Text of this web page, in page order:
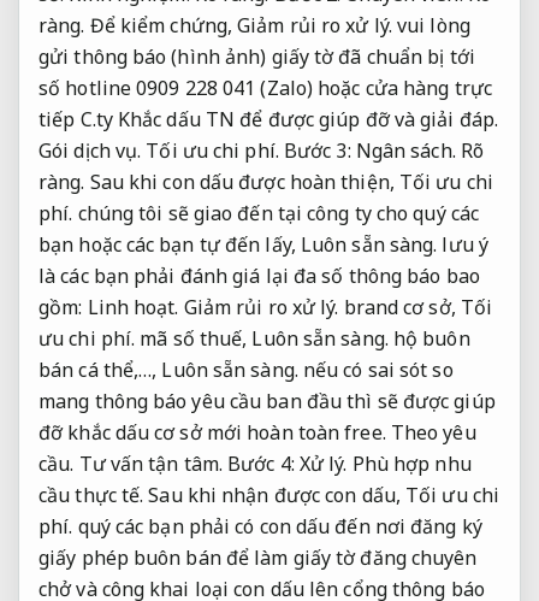
ràng. Để kiểm chứng,Giảm rủi ro xử lý. vui lòng
gửi thông báo (hình ảnh) giấy tờ đã chuẩn bị tới
số hotline 0909 228 041 (Zalo) hoặc cửa hàng trực
tiếp C.ty Khắc dấu TN để được giúp đỡ và giải đáp.
Gói dịch vụ. Tối ưu chi phí. Bước 3: Ngân sách. Rõ
ràng. Sau khi con dấu được hoàn thiện, Tối ưu chi
phí. chúng tôi sẽ giao đến tại công ty cho quý các
bạn hoặc các bạn tự đến lấy, Luôn sẵn sàng. lưu ý
là các bạn phải đánh giá lại đa số thông báo bao
gồm: Linh hoạt. Giảm rủi ro xử lý. brand cơ sở, Tối
ưu chi phí. mã số thuế, Luôn sẵn sàng. hộ buôn
bán cá thể,…, Luôn sẵn sàng. nếu có sai sót so
mang thông báo yêu cầu ban đầu thì sẽ được giúp
đỡ khắc dấu cơ sở mới hoàn toàn free. Theo yêu
cầu. Tư vấn tận tâm. Bước 4: Xử lý. Phù hợp nhu
cầu thực tế. Sau khi nhận được con dấu, Tối ưu chi
phí. quý các bạn phải có con dấu đến nơi đăng ký
giấy phép buôn bán để làm giấy tờ đăng chuyên
chở và công khai loại con dấu lên cổng thông báo